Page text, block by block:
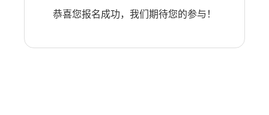
恭喜您报名成功，我们期待您的参与！